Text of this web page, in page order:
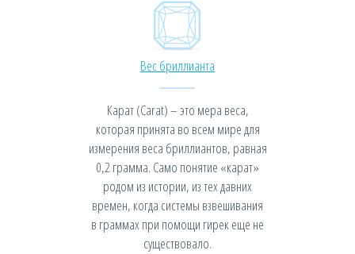
Вес бриллианта
Карат (Carat) – это мера веса,
которая принята во всем мире для
измерения веса бриллиантов, равная
0,2 грамма. Само понятие «карат»
родом из истории, из тех давних
времен, когда системы взвешивания
в граммах при помощи гирек еще не
существовало.